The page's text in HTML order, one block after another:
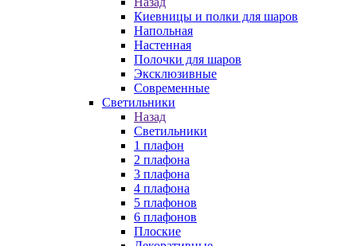
Киевницы и полки для шаров
Напольная
Настенная
Полочки для шаров
Эксклюзивные
Современные
Светильники
Назад
Светильники
1 плафон
2 плафона
3 плафона
4 плафона
5 плафонов
6 плафонов
Плоские